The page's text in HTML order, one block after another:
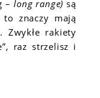
–long range) są
to znaczy mają
Zwykłe rakiety
raz strzelisz i